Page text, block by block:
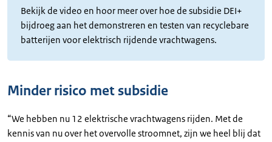
details
Uitgeschreven
Bekijk de video en hoor meer over hoe de subsidie DEI+
bijdroeg aan het demonstreren en testen van recyclebare
batterijen voor elektrisch rijdende vrachtwagens.
Minder risico met subsidie
“We hebben nu 12 elektrische vrachtwagens rijden. Met de
kennis van nu over het overvolle stroomnet, zijn we heel blij dat